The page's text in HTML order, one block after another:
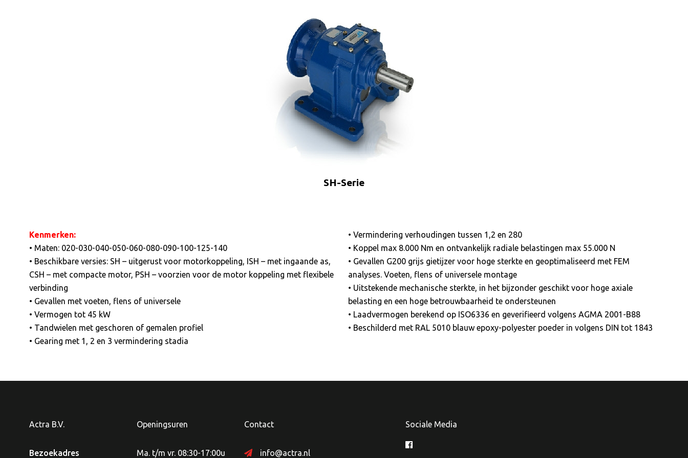
SH-Serie
Kenmerken:
• Maten: 020-030-040-050-060-080-090-100-125-140
• Beschikbare versies: SH – uitgerust voor motorkoppeling, ISH – met ingaande as,
CSH – met compacte motor, PSH – voorzien voor de motor koppeling met flexibele
verbinding
• Gevallen met voeten, flens of universele
• Vermogen tot 45 kW
• Tandwielen met geschoren of gemalen profiel
• Gearing met 1, 2 en 3 vermindering stadia
• Vermindering verhoudingen tussen 1,2 en 280
• Koppel max 8.000 Nm en ontvankelijk radiale belastingen max 55.000 N
• Gevallen G200 grijs gietijzer voor hoge sterkte en geoptimaliseerd met FEM
analyses. Voeten, flens of universele montage
• Uitstekende mechanische sterkte, in het bijzonder geschikt voor hoge axiale
belasting en een hoge betrouwbaarheid te ondersteunen
• Laadvermogen berekend op ISO6336 en geverifieerd volgens AGMA 2001-B88
• Beschilderd met RAL 5010 blauw epoxy-polyester poeder in volgens DIN tot 1843
Actra B.V.
Bezoekadres
Openingsuren
Ma. t/m vr. 08:30-17:00u
Contact
info@actra.nl
Sociale Media